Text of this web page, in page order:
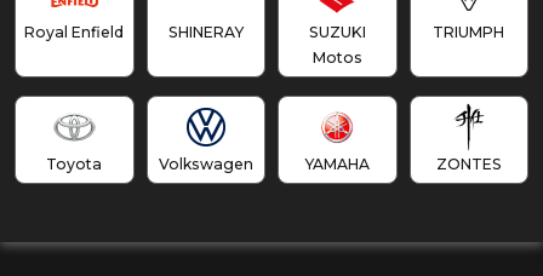
Royal Enfield SHINERAY
SUZUKI
Motos
TRIUMPH
Toyota Volkswagen YAMAHA ZONTES